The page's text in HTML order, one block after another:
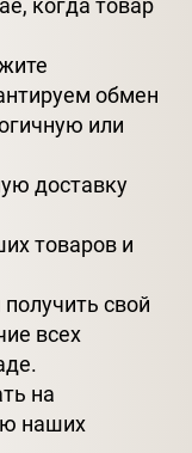
когда товар
обмен
или
доставку
товаров и
свой
всех
на
наших